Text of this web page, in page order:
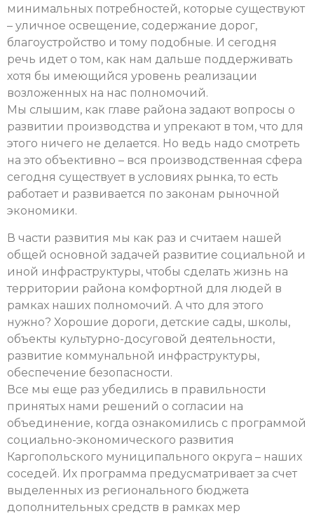
минимальных потребностей, которые существуют
– уличное освещение, содержание дорог,
благоустройство и тому подобные. И сегодня
речь идет о том, как нам дальше поддерживать
хотя бы имеющийся уровень реализации
возложенных на нас полномочий.
Мы слышим, как главе района задают вопросы о
развитии производства и упрекают в том, что для
этого ничего не делается. Но ведь надо смотреть
на это объективно – вся производственная сфера
сегодня существует в условиях рынка, то есть
работает и развивается по законам рыночной
экономики.
В части развития мы как раз и считаем нашей
общей основной задачей развитие социальной и
иной инфраструктуры, чтобы сделать жизнь на
территории района комфортной для людей в
рамках наших полномочий. А что для этого
нужно? Хорошие дороги, детские сады, школы,
объекты культурно-досуговой деятельности,
развитие коммунальной инфраструктуры,
обеспечение безопасности.
Все мы еще раз убедились в правильности
принятых нами решений о согласии на
объединение, когда ознакомились с программой
социально-экономического развития
Каргопольского муниципального округа – наших
соседей. Их программа предусматривает за счет
выделенных из регионального бюджета
дополнительных средств в рамках мер